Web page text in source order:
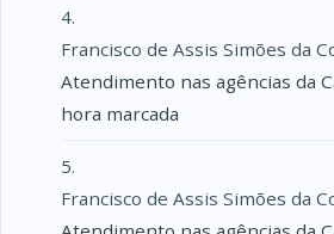
Francisco de Assis Simões da
Atendimento nas agências da
hora marcada
Francisco de Assis Simões da